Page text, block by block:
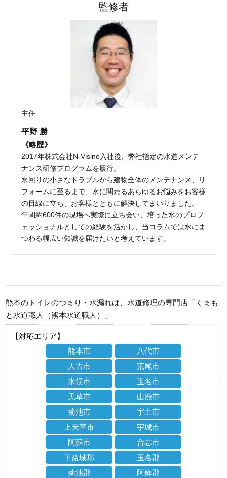
監修者
主任
平野 勝
《略歴》
2017年株式会社N-Visino入社後、弊社指定の水道メンテ
ナンス研修プログラムを履行。
水回りの小さなトラブルから建物全体のメンテナンス、リ
フォームに至るまで、水に関わるあらゆるお悩みをお客様
の目線に立ち、お客様とともに解決してまいりました。
年間約600件の現場へ実際に立ち会い、培った水のプロフ
ェッショナルとしての経験を活かし、当コラムでは水にま
つわる幅広い知識を届けたいと考えています。
熊本のトイレのつまり・水漏れは、水道修理の専門店「くまも
と水道職人（熊本水道職人）」
【対応エリア】
熊本市
八代市
人吉市
荒尾市
水俣市
玉名市
天草市
山鹿市
菊池市
宇土市
上天草市
宇城市
阿蘇市
合志市
下益城郡
玉名郡
菊池郡
阿蘇郡